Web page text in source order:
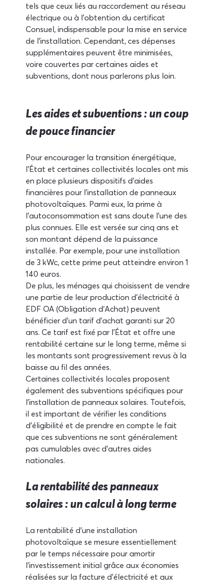
tels que ceux liés au raccordement au réseau
électrique ou à l'obtention du certificat
Consuel, indispensable pour la mise en service
de l'installation. Cependant, ces dépenses
supplémentaires peuvent être minimisées,
voire couvertes par certaines aides et
subventions, dont nous parlerons plus loin.
Les aides et subventions : un coup
de pouce financier
Pour encourager la transition énergétique,
l'État et certaines collectivités locales ont mis
en place plusieurs dispositifs d'aides
financières pour l'installation de panneaux
photovoltaïques. Parmi eux, la prime à
l'autoconsommation est sans doute l'une des
plus connues. Elle est versée sur cinq ans et
son montant dépend de la puissance
installée. Par exemple, pour une installation
de 3 kWc, cette prime peut atteindre environ 1
140 euros.
De plus, les ménages qui choisissent de vendre
une partie de leur production d'électricité à
EDF OA (Obligation d'Achat) peuvent
bénéficier d'un tarif d'achat garanti sur 20
ans. Ce tarif est fixé par l'État et offre une
rentabilité certaine sur le long terme, même si
les montants sont progressivement revus à la
baisse au fil des années.
Certaines collectivités locales proposent
également des subventions spécifiques pour
l'installation de panneaux solaires. Toutefois,
il est important de vérifier les conditions
d'éligibilité et de prendre en compte le fait
que ces subventions ne sont généralement
pas cumulables avec d'autres aides
nationales.
La rentabilité des panneaux
solaires : un calcul à long terme
La rentabilité d'une installation
photovoltaïque se mesure essentiellement
par le temps nécessaire pour amortir
l'investissement initial grâce aux économies
réalisées sur la facture d'électricité et aux